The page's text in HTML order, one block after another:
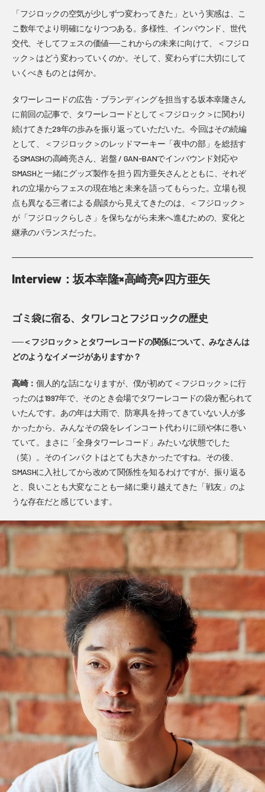
「フジロックの空気が少しずつ変わってきた」という実感は、こ
こ数年でより明確になりつつある。多様性、インバウンド、世代
交代、そしてフェスの価値──これからの未来に向けて、＜フジロ
ック＞はどう変わっていくのか。そして、変わらずに大切にして
いくべきものとは何か。
タワーレコードの広告・ブランディングを担当する坂本幸隆さん
に前回の記事で、タワーレコードとして＜フジロック＞に関わり
続けてきた29年の歩みを振り返っていただいた。今回はその続編
として、＜フジロック＞のレッドマーキー「夜中の部」を総括す
るSMASHの高崎亮さん、岩盤 / GAN-BANでインバウンド対応や
SMASHと一緒にグッズ製作を担う四方亜矢さんとともに、それぞ
れの立場からフェスの現在地と未来を語ってもらった。立場も視
点も異なる三者による鼎談から見えてきたのは、＜フジロック＞
が「フジロックらしさ」を保ちながら未来へ進むための、変化と
継承のバランスだった。
Interview：坂本幸隆×高崎亮×四方亜矢
ゴミ袋に宿る、タワレコとフジロックの歴史
──＜フジロック＞とタワーレコードの関係について、みなさんは
どのようなイメージがありますか？
高崎： 個人的な話になりますが、僕が初めて＜フジロック＞に行
ったのは1997年で、そのとき会場でタワーレコードの袋が配られて
いたんです。あの年は大雨で、防寒具を持ってきていない人が多
かったから、みんなその袋をレインコート代わりに頭や体に巻い
ていて。まさに「全身タワーレコード」みたいな状態でした
（笑）。そのインパクトはとても大きかったですね。その後、
SMASHに入社してから改めて関係性を知るわけですが、振り返る
と、良いことも大変なことも一緒に乗り越えてきた「戦友」のよ
うな存在だと感じています。